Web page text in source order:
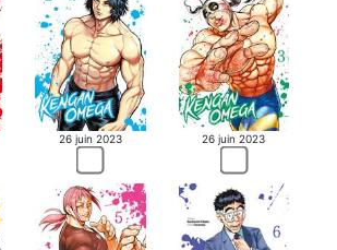
26 juin 2023 26 juin 2023